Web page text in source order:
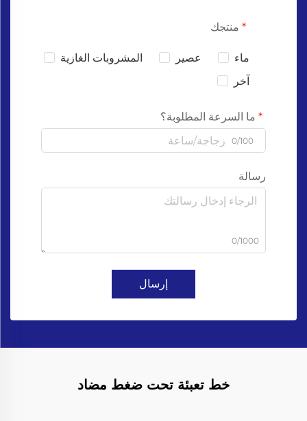
منتجك
ماء عصير
المشروبات الغازية
آخر
ما السرعة المطلوبة؟
0/100
رسالة
0/1000
إرسال
خط تعبئة تحت ضغط مضاد